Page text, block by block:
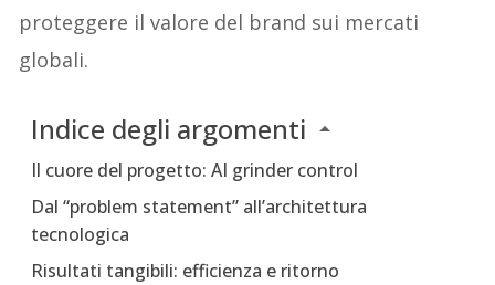
proteggere il valore del brand sui mercati
globali.
Indice degli argomenti
Il cuore del progetto: AI grinder control
Dal “problem statement” all’architettura
tecnologica
Risultati tangibili: efficienza e ritorno